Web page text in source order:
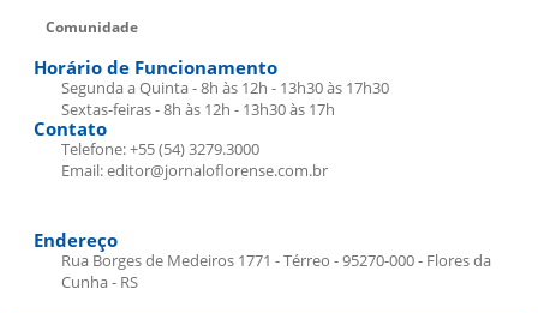
Comunidade
Horário de Funcionamento
Segunda a Quinta - 8h às 12h - 13h30 às 17h30
Sextas-feiras - 8h às 12h - 13h30 às 17h
Contato
Telefone: +55 (54) 3279.3000
Email: editor@jornaloflorense.com.br
Endereço
Rua Borges de Medeiros 1771 - Térreo - 95270-000 - Flores da
Cunha - RS